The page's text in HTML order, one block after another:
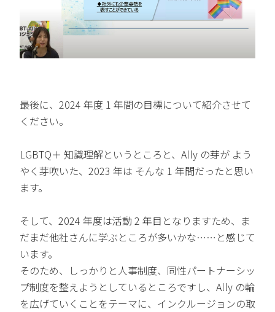
最後に、2024 年度 1 年間の目標について紹介させて
ください。
LGBTQ＋ 知識理解というところと、Ally の芽が よう
やく芽吹いた、2023 年は そんな 1 年間だったと思い
ます。
そして、2024 年度は活動 2 年目となりますため、ま
だまだ他社さんに学ぶところが多いかな……と感じて
います。
そのため、しっかりと人事制度、同性パートナーシッ
プ制度を整えようとしているところですし、Ally の輪
を広げていくことをテーマに、インクルージョンの取